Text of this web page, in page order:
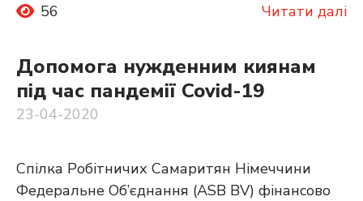
56
Читати далі
Допомога нужденним киянам
під час пандемії Covid-19
23-04-2020
Спілка Робітничих Самаритян Німеччини
Федеральне Об’єднання (ASB BV) фінансово